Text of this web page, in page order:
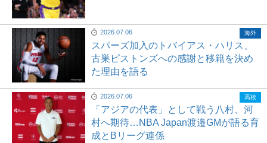
2026.07.06
スパーズ加入のトバイアス・ハリス、
古巣ピストンズへの感謝と移籍を決め
た理由を語る
海外
2026.07.06
「アジアの代表」として戦う八村、河
村へ期待…NBA Japan渡邉GMが語る育
成とBリーグ連係
高校